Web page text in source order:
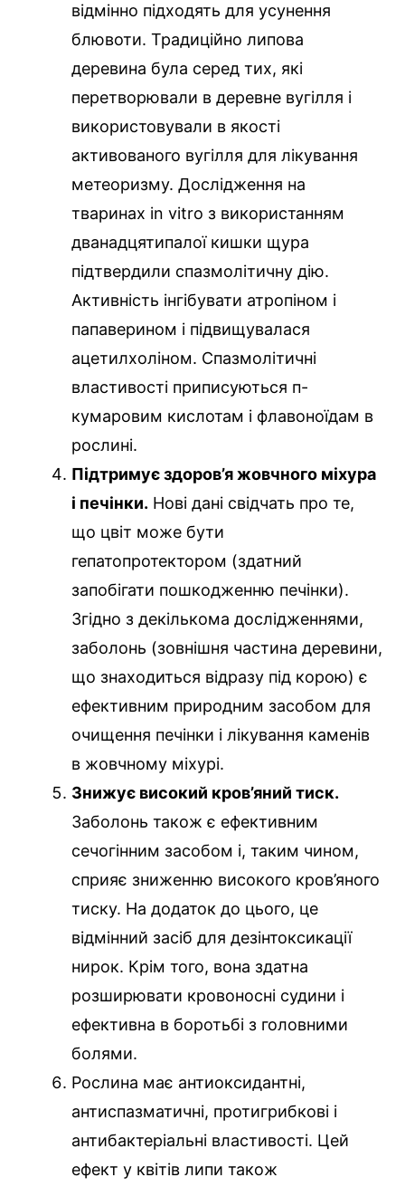
відмінно підходять для усунення
блювоти. Традиційно липова
деревина була серед тих, які
перетворювали в деревне вугілля і
використовували в якості
активованого вугілля для лікування
метеоризму. Дослідження на
тваринах in vitro з використанням
дванадцятипалої кишки щура
підтвердили спазмолітичну дію.
Активність інгібувати атропіном і
папаверином і підвищувалася
ацетилхоліном. Спазмолітичні
властивості приписуються п-
кумаровим кислотам і флавоноїдам в
рослині.
Підтримує здоров’я жовчного міхура
і печінки. Нові дані свідчать про те,
що цвіт може бути
гепатопротектором (здатний
запобігати пошкодженню печінки).
Згідно з декількома дослідженнями,
заболонь (зовнішня частина деревини,
що знаходиться відразу під корою) є
ефективним природним засобом для
очищення печінки і лікування каменів
в жовчному міхурі.
Знижує високий кров’яний тиск.
Заболонь також є ефективним
сечогінним засобом і, таким чином,
сприяє зниженню високого кров’яного
тиску. На додаток до цього, це
відмінний засіб для дезінтоксикації
нирок. Крім того, вона здатна
розширювати кровоносні судини і
ефективна в боротьбі з головними
болями.
Рослина має антиоксидантні,
антиспазматичні, протигрибкові і
антибактеріальні властивості. Цей
ефект у квітів липи також